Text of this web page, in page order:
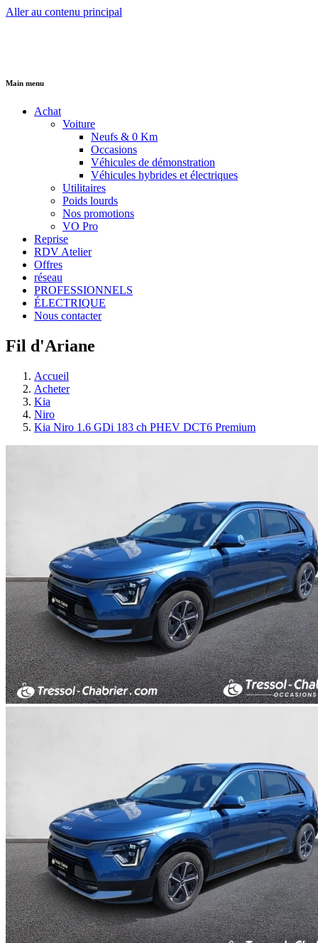
Aller au contenu principal
Main menu
Achat
Voiture
Neufs & 0 Km
Occasions
Véhicules de démonstration
Véhicules hybrides et électriques
Utilitaires
Poids lourds
Nos promotions
VO Pro
Reprise
RDV Atelier
Offres
réseau
PROFESSIONNELS
ÉLECTRIQUE
Nous contacter
Fil d'Ariane
Accueil
Acheter
Kia
Niro
Kia Niro 1.6 GDi 183 ch PHEV DCT6 Premium